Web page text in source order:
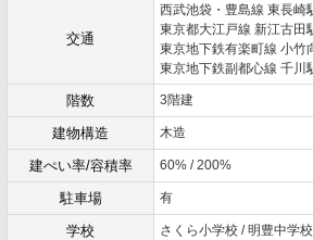
交通
西武池袋・豊島線 東長崎
東京都大江戸線 新江古田
東京地下鉄有楽町線 小竹
東京地下鉄副都心線 千川
階数 3階建
建物構造 木造
建ぺい率/容積率 60% / 200%
駐車場 有
学校 さくら小学校 / 明豊中学校